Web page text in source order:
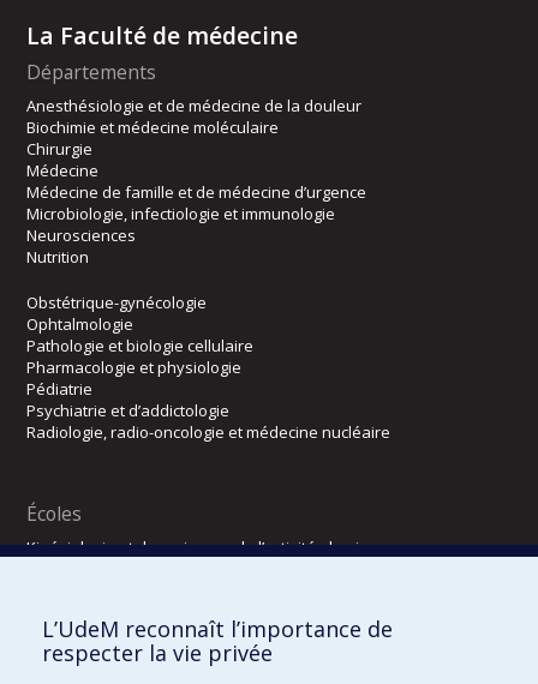
La Faculté de médecine
Départements
Anesthésiologie et de médecine de la douleur
Biochimie et médecine moléculaire
Chirurgie
Médecine
Médecine de famille et de médecine d’urgence
Microbiologie, infectiologie et immunologie
Neurosciences
Nutrition
Obstétrique-gynécologie
Ophtalmologie
Pathologie et biologie cellulaire
Pharmacologie et physiologie
Pédiatrie
Psychiatrie et d’addictologie
Radiologie, radio-oncologie et médecine nucléaire
Écoles
Kinésiologie et des sciences de l’activité physique
Directions
L’UdeM reconnaît l’importance de
respecter la vie privée